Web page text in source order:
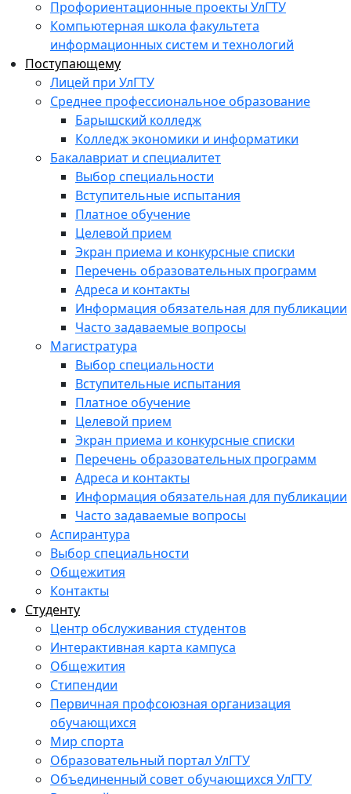
Профориентационные проекты УлГТУ
Компьютерная школа факультета
информационных систем и технологий
Поступающему
Лицей при УлГТУ
Среднее профессиональное образование
Барышский колледж
Колледж экономики и информатики
Бакалавриат и специалитет
Выбор специальности
Вступительные испытания
Платное обучение
Целевой прием
Экран приема и конкурсные списки
Перечень образовательных программ
Адреса и контакты
Информация обязательная для публикации
Часто задаваемые вопросы
Магистратура
Выбор специальности
Вступительные испытания
Платное обучение
Целевой прием
Экран приема и конкурсные списки
Перечень образовательных программ
Адреса и контакты
Информация обязательная для публикации
Часто задаваемые вопросы
Аспирантура
Выбор специальности
Общежития
Контакты
Студенту
Центр обслуживания студентов
Интерактивная карта кампуса
Общежития
Стипендии
Первичная профсоюзная организация
обучающихся
Мир спорта
Образовательный портал УлГТУ
Объединенный совет обучающихся УлГТУ